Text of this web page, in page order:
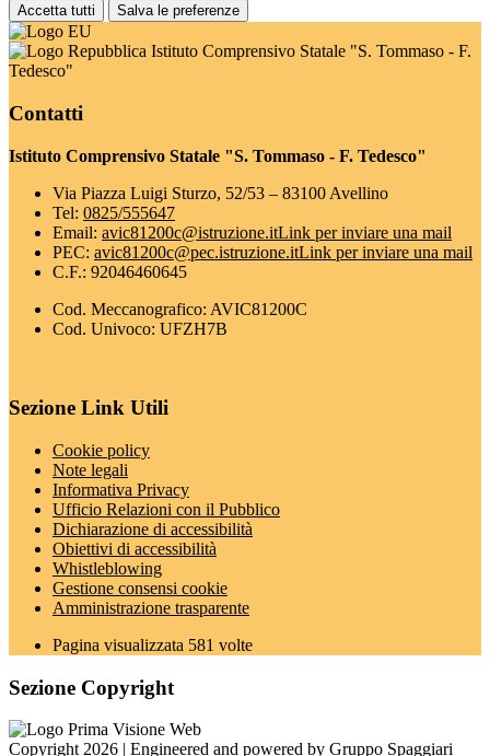
Accetta tutti Salva le preferenze
Istituto Comprensivo Statale "S. Tommaso - F.
Tedesco"
Contatti
Istituto Comprensivo Statale "S. Tommaso - F. Tedesco"
Via Piazza Luigi Sturzo, 52/53 – 83100 Avellino
Tel: 0825/555647
Email: avic81200c@istruzione.itLink per inviare una mail
PEC: avic81200c@pec.istruzione.itLink per inviare una mail
C.F.: 92046460645
Cod. Meccanografico: AVIC81200C
Cod. Univoco: UFZH7B
Sezione Link Utili
Cookie policy
Note legali
Informativa Privacy
Ufficio Relazioni con il Pubblico
Dichiarazione di accessibilità
Obiettivi di accessibilità
Whistleblowing
Gestione consensi cookie
Amministrazione trasparente
Pagina visualizzata 581 volte
Sezione Copyright
Copyright 2026 | Engineered and powered by Gruppo Spaggiari